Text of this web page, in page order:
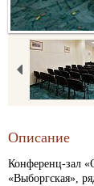
Описание
Конференц-зал
«Выборгская»,